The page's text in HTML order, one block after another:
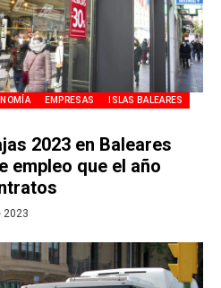
EMPRESAS
ISLAS BALEARES
2023 en Baleares
empleo que el año
2023